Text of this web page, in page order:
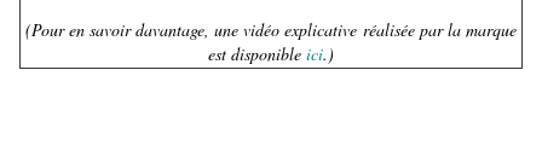
(Pour en savoir davantage, une vidéo explicative réalisée par la marque
est disponible ici.)